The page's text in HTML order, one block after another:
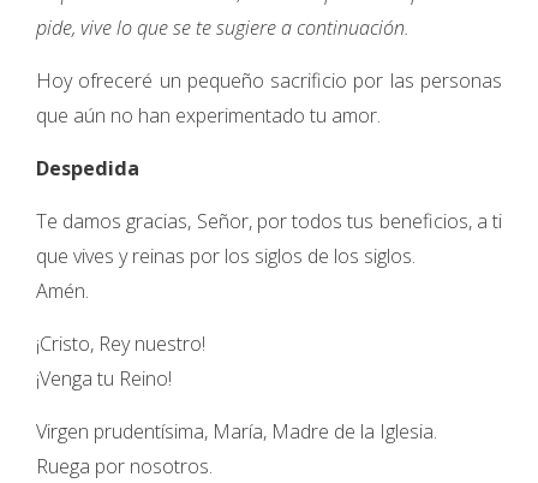
pide, vive lo que se te sugiere a continuación.
Hoy ofreceré un pequeño sacrificio por las personas
que aún no han experimentado tu amor.
Despedida
Te damos gracias, Señor, por todos tus beneficios, a ti
que vives y reinas por los siglos de los siglos.
Amén.
¡Cristo, Rey nuestro!
¡Venga tu Reino!
Virgen prudentísima, María, Madre de la Iglesia.
Ruega por nosotros.